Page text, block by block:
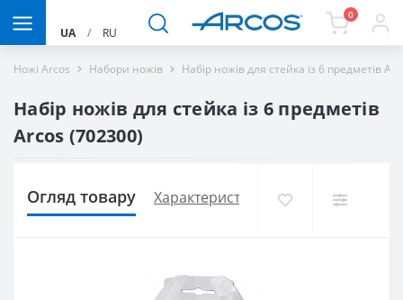
UA / RU
0
Ножі Arcos Набори ножів Набір ножів для стейка із 6 предметів
Набір ножів для стейка із 6 предметів
Arcos (702300)
Огляд товару Характеристики Доставка і